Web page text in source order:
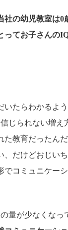
社の幼児教室は0
ってお子さんの
たらわかるよう
じられない増え
教育だったん
だけどおじい
でコミュニケー
量が少なくなっ